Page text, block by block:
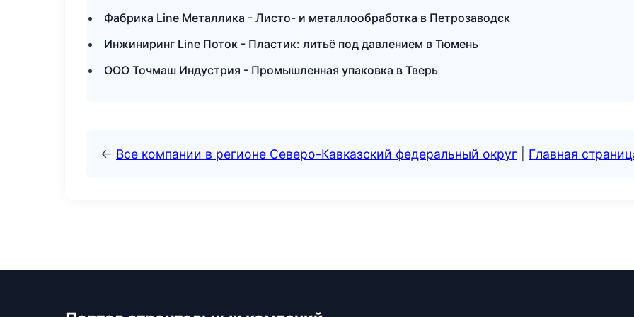
Фабрика Line Металлика - Листо- и металлообработка в Петрозаводск
Инжиниринг Line Поток - Пластик: литьё под давлением в Тюмень
ООО Точмаш Индустрия - Промышленная упаковка в Тверь
← Все компании в регионе Северо-Кавказский федеральный округ Главная